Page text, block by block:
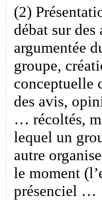
(2)
débat sur
argumentée
groupe,
conceptuelle
des avis,
… récoltés,
lequel un
autre
le moment
présenciel …